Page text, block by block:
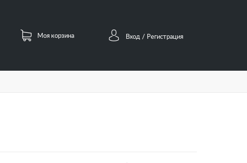
Моя корзина Вход / Регистрация